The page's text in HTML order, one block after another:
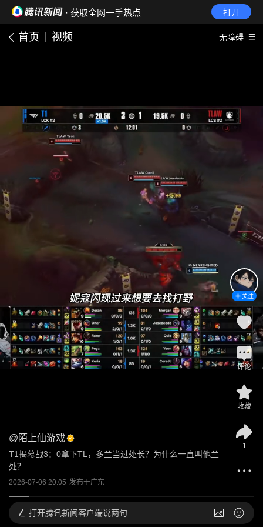
· 获取全网一手热点 打开
首页 视频 无障碍
@陌上仙游戏
T1揭幕战3：0拿下TL，多兰当过处长？为什么一直叫他兰
处？
2026-07-06 20:05 发布于广东
关注
评论
收藏
1
打开腾讯新闻客户端说两句